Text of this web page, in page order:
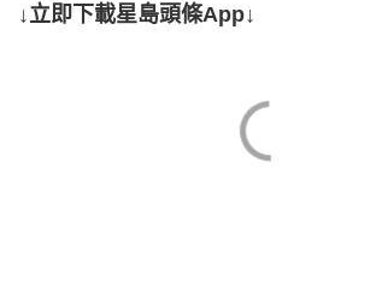
↓立即下載星島頭條App↓